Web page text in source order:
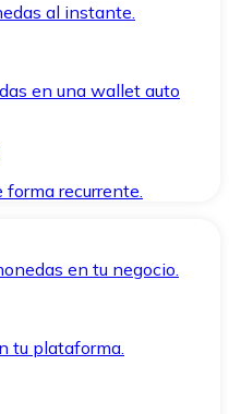
al instante.
en una wallet auto
recurrente.
en tu negocio.
tu plataforma.